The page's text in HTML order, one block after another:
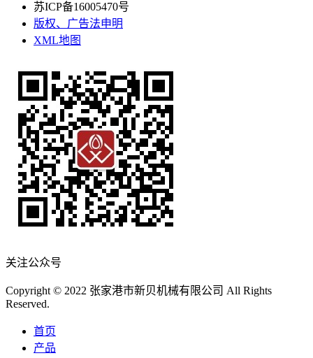
苏ICP备16005470号
版权、广告法申明
XML地图
关注公众号
Copyright © 2022 张家港市新贝机械有限公司 All Rights
Reserved.
首页
产品